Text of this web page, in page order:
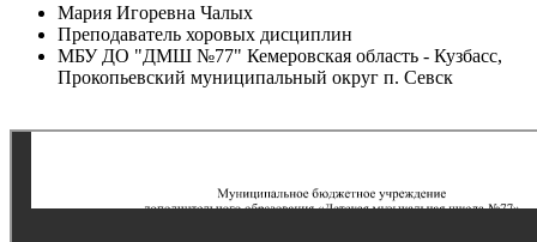
Мария Игоревна Чалых
Преподаватель хоровых дисциплин
МБУ ДО "ДМШ №77" Кемеровская область - Кузбасс,
Прокопьевский муниципальный округ п. Севск